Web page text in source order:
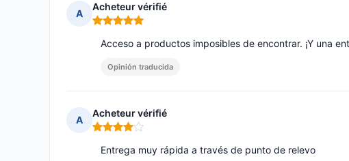
A
Acheteur vérifié
Nota: 5 de 5
Acceso a productos imposibles de encontrar. ¡Y una
Opinión traducida
A
Acheteur vérifié
Nota: 4 de 5
Entrega muy rápida a través de punto de relevo